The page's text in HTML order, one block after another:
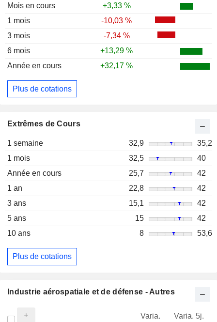
Mois en cours
+3,33 %
1 mois
-10,03 %
3 mois
-7,34 %
6 mois
+13,29 %
Année en cours
+32,17 %
Plus de cotations
Extrêmes de Cours
1 semaine 32,9
35,2
1 mois
32,5
40
Année en cours
25,7
42
1 an
22,8
42
3 ans
15,1
42
5 ans
15
42
10 ans
8 53,6
Plus de cotations
Industrie aérospatiale et de défense - Autres
Varia. Varia. 5j.